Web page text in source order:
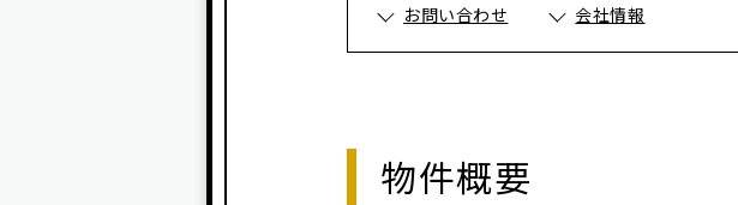
お問い合わせ
会社情報
物件概要